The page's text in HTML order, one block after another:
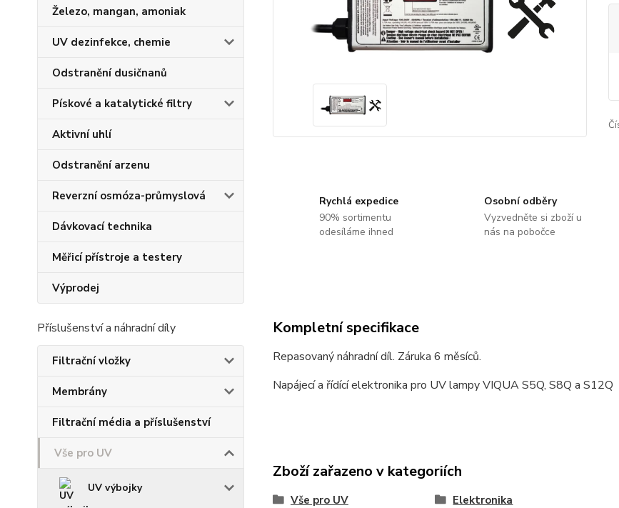
Železo, mangan, amoniak
UV dezinfekce, chemie
Odstranění dusičnanů
Pískové a katalytické filtry
Aktivní uhlí
Odstranění arzenu
Reverzní osmóza-průmyslová
Dávkovací technika
Měřicí přístroje a testery
Výprodej
Příslušenství a náhradní díly
Filtrační vložky
Membrány
Filtrační média a příslušenství
Vše pro UV
UV výbojky
Rychlá expedice
90% sortimentu
odesíláme ihned
Osobní odběry
Vyzvedněte si zboží u
nás na pobočce
Kompletní specifikace
Repasovaný náhradní díl. Záruka 6 měsíců.
Napájecí a řídící elektronika pro UV lampy VIQUA S5Q, S8Q a S12Q
Zboží zařazeno v kategoriích
Vše pro UV Elektronika